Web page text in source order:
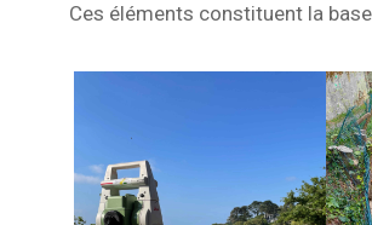
Ces éléments constituent la